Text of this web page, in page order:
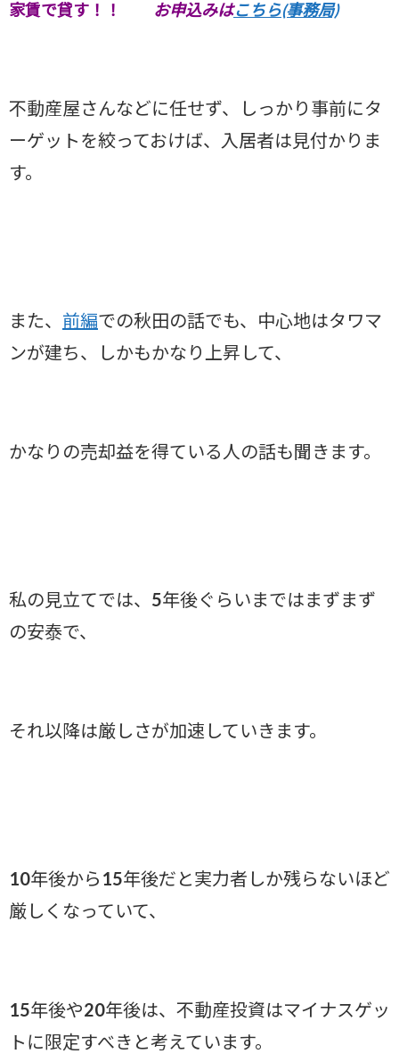
家賃で貸す！！
お申込みはこちら(事務局)
不動産屋さんなどに任せず、しっかり事前にタ
ーゲットを絞っておけば、入居者は見付かりま
す。
また、 前編での秋田の話でも、中心地はタワマ
ンが建ち、しかもかなり上昇して、
かなりの売却益を得ている人の話も聞きます。
私の見立てでは、5年後ぐらいまではまずまず
の安泰で、
それ以降は厳しさが加速していきます。
10年後から15年後だと実力者しか残らないほど
厳しくなっていて、
15年後や20年後は、不動産投資はマイナスゲッ
トに限定すべきと考えています。